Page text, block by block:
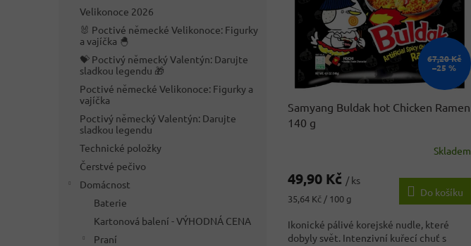
Velikonoce 2026
🐰 Poctivé německé Velikonoce: Figurky
a vajíčka 🐣
💝 Poctivý německý Valentýn: Darujte
sladkou legendu 🎁
Poctivé německé Velikonoce: Figurky a
vajíčka
Poctivý německý Valentýn: Darujte
sladkou legendu
Technické položky
Čerstvé pečivo
Domácnost
Baterie
Kartonová balení - VÝHODNÁ CENA
Praní
67,20 Kč
–25 %
Samyang Buldak hot Chicken Ramen
140 g
Skladem
49,90 Kč / ks
Měrná
35,64 Kč / 100 g
Do košíku
Ikonické pálivé korejské nudle, které
dobyly svět. Intenzivní kuřecí chuť s